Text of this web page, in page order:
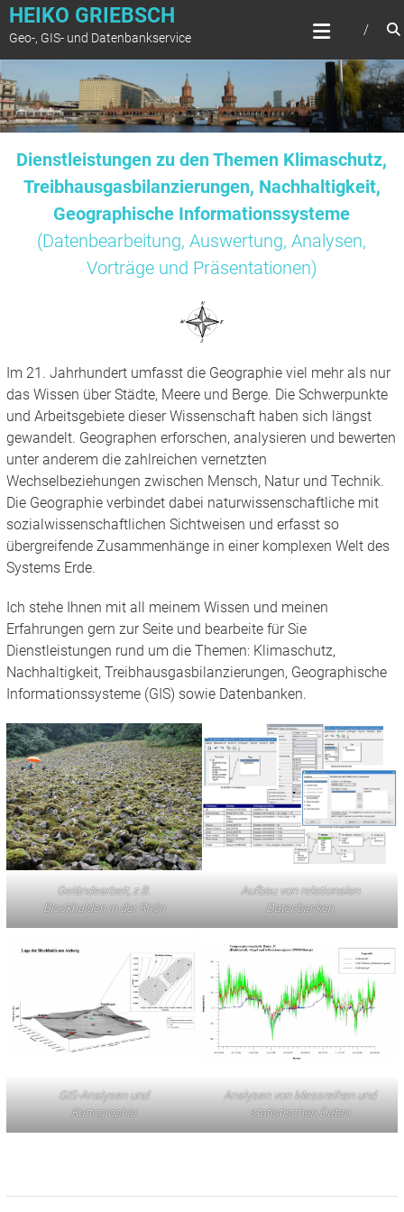
Zum
springen
HEIKO GRIEBSCH
Geo-, GIS- und Datenbankservice
Dienstleistungen zu den Themen Klimaschutz,
Treibhausgasbilanzierungen, Nachhaltigkeit,
Geographische Informationssysteme
(Datenbearbeitung, Auswertung, Analysen,
Vorträge und Präsentationen)
Im 21. Jahrhundert umfasst die Geographie viel mehr als nur
das Wissen über Städte, Meere und Berge. Die Schwerpunkte
und Arbeitsgebiete dieser Wissenschaft haben sich längst
gewandelt. Geographen erforschen, analysieren und bewerten
unter anderem die zahlreichen vernetzten
Wechselbeziehungen zwischen Mensch, Natur und Technik.
Die Geographie verbindet dabei naturwissenschaftliche mit
sozialwissenschaftlichen Sichtweisen und erfasst so
übergreifende Zusammenhänge in einer komplexen Welt des
Systems Erde.
Ich stehe Ihnen mit all meinem Wissen und meinen
Erfahrungen gern zur Seite und bearbeite für Sie
Dienstleistungen rund um die Themen: Klimaschutz,
Nachhaltigkeit, Treibhausgasbilanzierungen, Geographische
Informationssysteme (GIS) sowie Datenbanken.
Geländearbeit, z.B.
Blockhalden in der Rhön
Aufbau von relationalen
Datenbanken
GIS-Analysen und
Kartographie
Analysen von Messreihen und
statistischen Daten